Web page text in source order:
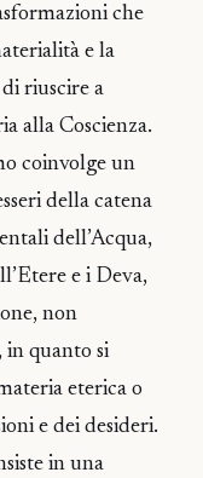
che
e la
riuscire a
alla Coscienza.
coinvolge un
della catena
dell’Acqua,
e i Deva,
non
in quanto si
eterica o
e dei desideri.
in una